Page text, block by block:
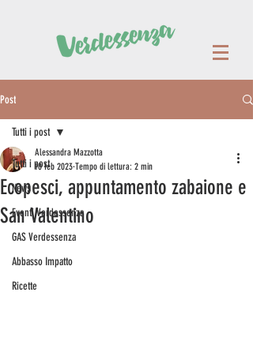
Post
Tutti i post
News
Eventi Verdessenza
GAS Verdessenza
Abbasso Impatto
Ricette
Tutti i post
Ecopesci, appuntamento zabaione e
San Valentino
Alessandra Mazzotta
10 feb 2023 Tempo di lettura: 2 min